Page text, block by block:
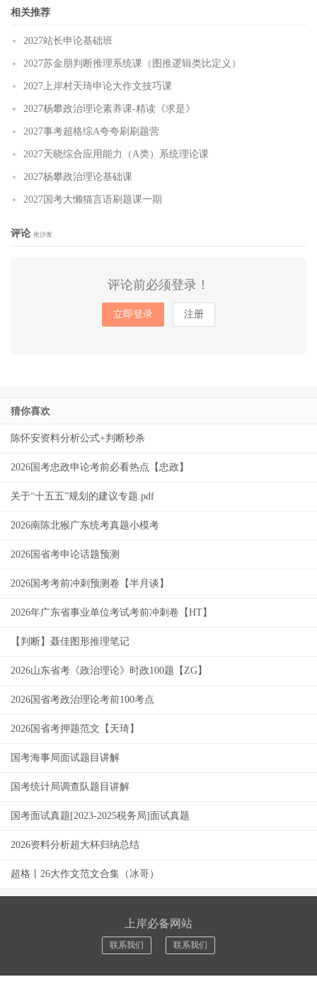
相关推荐
2027站长申论基础班
2027苏金朋判断推理系统课（图推逻辑类比定义）
2027上岸村天琦申论大作文技巧课
2027杨攀政治理论素养课-精读《求是》
2027事考超格综A夸夸刷刷题营
2027天晓综合应用能力（A类）系统理论课
2027杨攀政治理论基础课
2027国考大懒猫言语刷题课一期
评论 抢沙发
评论前必须登录！
立即登录 注册
猜你喜欢
陈怀安资料分析公式+判断秒杀
2026国考忠政申论考前必看热点【忠政】
关于“十五五”规划的建议专题.pdf
2026南陈北猴广东统考真题小模考
2026国省考申论话题预测
2026国考考前冲刺预测卷【半月谈】
2026年广东省事业单位考试考前冲刺卷【HT】
【判断】聂佳图形推理笔记
2026山东省考《政治理论》时政100题【ZG】
2026国省考政治理论考前100考点
2026国省考押题范文【天琦】
国考海事局面试题目讲解
国考统计局调查队题目讲解
国考面试真题[2023-2025税务局]面试真题
2026资料分析超大杯归纳总结
超格丨26大作文范文合集（冰哥）
上岸必备网站
联系我们 联系我们